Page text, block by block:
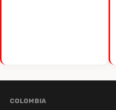
COLOMBIA